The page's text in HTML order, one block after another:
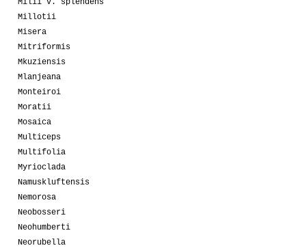
Milii v. splendens
Millotii
Misera
Mitriformis
Mkuziensis
Mlanjeana
Monteiroi
Moratii
Mosaica
Multiceps
Multifolia
Myrioclada
Namuskluftensis
Nemorosa
Neobosseri
Neohumberti
Neorubella